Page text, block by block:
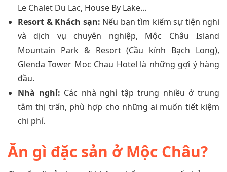
Le Chalet Du Lac, House By Lake...
Resort & Khách sạn: Nếu bạn tìm kiếm sự tiện nghi
và dịch vụ chuyên nghiệp, Mộc Châu Island
Mountain Park & Resort (Cầu kính Bạch Long),
Glenda Tower Moc Chau Hotel là những gợi ý hàng
đầu.
Nhà nghỉ: Các nhà nghỉ tập trung nhiều ở trung
tâm thị trấn, phù hợp cho những ai muốn tiết kiệm
chi phí.
Ăn gì đặc sản ở Mộc Châu?